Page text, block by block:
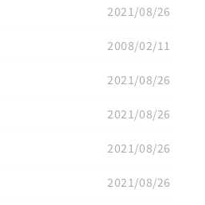
2021/08/26
2008/02/11
2021/08/26
2021/08/26
2021/08/26
2021/08/26